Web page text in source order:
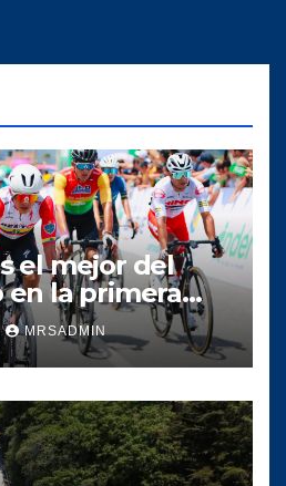
el mejor del
en la primera
a
MRSADMIN